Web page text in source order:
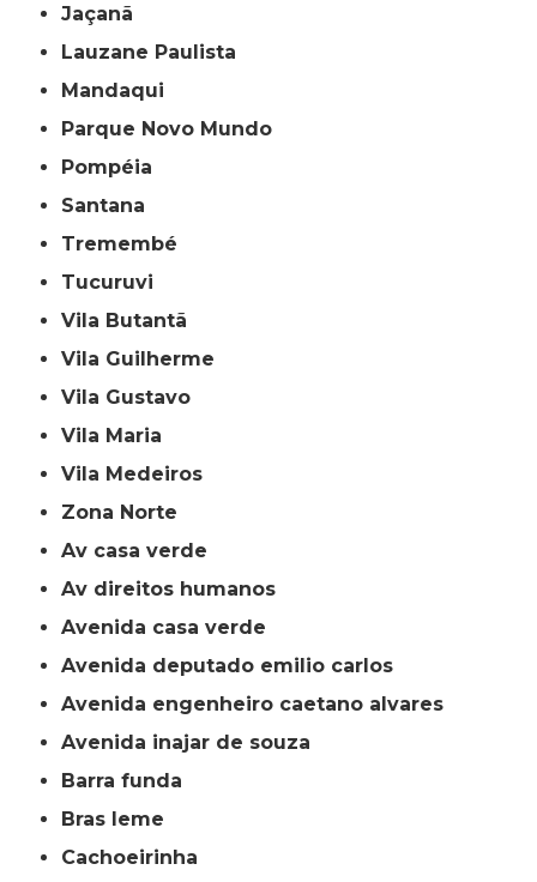
Jaçanã
Lauzane Paulista
Mandaqui
Parque Novo Mundo
Pompéia
Santana
Tremembé
Tucuruvi
Vila Butantã
Vila Guilherme
Vila Gustavo
Vila Maria
Vila Medeiros
Zona Norte
av casa verde
av direitos humanos
avenida casa verde
avenida deputado emilio carlos
avenida engenheiro caetano alvares
avenida inajar de souza
barra funda
bras leme
cachoeirinha